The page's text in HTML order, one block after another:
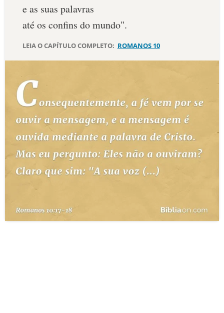
ESTUDOS BÍBLICOS
TEMAS
PERGUNTE À BÍBLIA
TERMO BÍBLICO
QUEM SOMOS
LOJA BÍBLIAON
e as suas palavras
até os confins do mundo".
LEIA O CAPÍTULO COMPLETO: ROMANOS 10